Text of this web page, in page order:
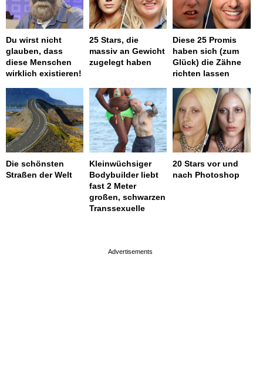
Du wirst nicht
glauben, dass
diese Menschen
wirklich existieren!
25 Stars, die
massiv an Gewicht
zugelegt haben
Diese 25 Promis
haben sich (zum
Glück) die Zähne
richten lassen
Die schönsten
Straßen der Welt
Kleinwüchsiger
Bodybuilder liebt
fast 2 Meter
großen, schwarzen
Transsexuelle
20 Stars vor und
nach Photoshop